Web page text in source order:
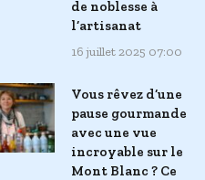
de noblesse à
l’artisanat
16 juillet 2025 07:00
Vous rêvez d’une
pause gourmande
avec une vue
incroyable sur le
Mont Blanc ? Ce